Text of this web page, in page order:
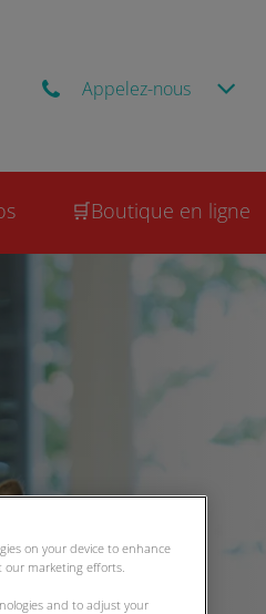
Appelez-nous
🛒Boutique en ligne
on your device to enhance
our marketing efforts.
and to adjust your